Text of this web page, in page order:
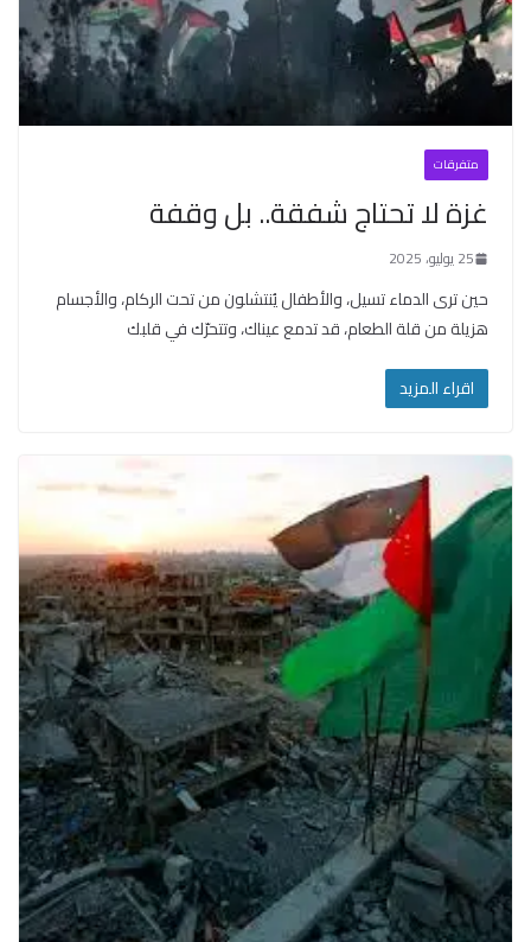
متفرقات
غزة لا تحتاج شفقة.. بل وقفة
25 يوليو، 2025
حين ترى الدماء تسيل، والأطفال يُنتشلون من تحت الركام، والأجسام
هزيلة من قلة الطعام، قد تدمع عيناك، وتتحرّك في قلبك
اقراء المزيد